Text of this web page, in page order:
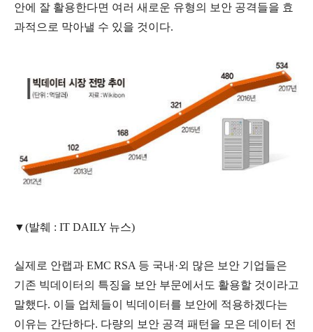
안에 잘 활용한다면 여러 새로운 유형의 보안 공격들을 효
과적으로 막아낼 수 있을 것이다.
▼(발췌 : IT DAILY 뉴스)
실제로 안랩과 EMC RSA 등 국내·외 많은 보안 기업들은
기존 빅데이터의 특징을 보안 부문에서도 활용할 것이라고
말했다. 이들 업체들이 빅데이터를 보안에 적용하겠다는
이유는 간단하다. 다량의 보안 공격 패턴을 모은 데이터 전